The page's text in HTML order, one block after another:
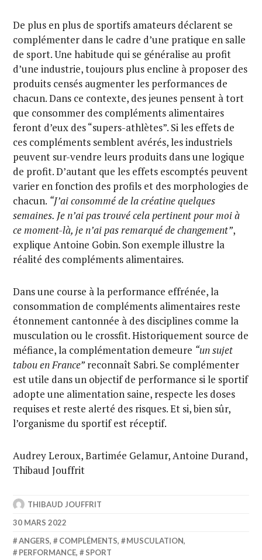
De plus en plus de sportifs amateurs déclarent se
complémenter dans le cadre d’une pratique en salle
de sport. Une habitude qui se généralise au profit
d’une industrie, toujours plus encline à proposer des
produits censés augmenter les performances de
chacun. Dans ce contexte, des jeunes pensent à tort
que consommer des compléments alimentaires
feront d’eux des “supers-athlètes”. Si les effets de
ces compléments semblent avérés, les industriels
peuvent sur-vendre leurs produits dans une logique
de profit. D’autant que les effets escomptés peuvent
varier en fonction des profils et des morphologies de
chacun. “J’ai consommé de la créatine quelques
semaines. Je n’ai pas trouvé cela pertinent pour moi à
ce moment-là, je n’ai pas remarqué de changement”,
explique Antoine Gobin. Son exemple illustre la
réalité des compléments alimentaires.
Dans une course à la performance effrénée, la
consommation de compléments alimentaires reste
étonnement cantonnée à des disciplines comme la
musculation ou le crossfit. Historiquement source de
méfiance, la complémentation demeure “un sujet
tabou en France”reconnaît Sabri. Se complémenter
est utile dans un objectif de performance si le sportif
adopte une alimentation saine, respecte les doses
requises et reste alerté des risques. Et si, bien sûr,
l’organisme du sportif est réceptif.
Audrey Leroux, Bartimée Gelamur, Antoine Durand,
Thibaud Jouffrit
THIBAUD JOUFFRIT
30 MARS 2022
ANGERS, COMPLÉMENTS, MUSCULATION,
PERFORMANCE, SPORT